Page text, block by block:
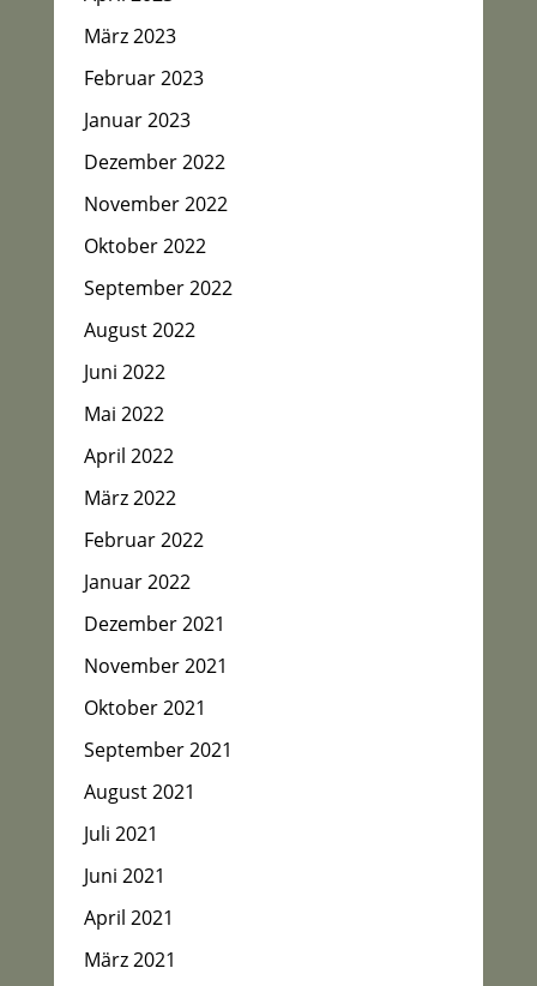
März 2023
Februar 2023
Januar 2023
Dezember 2022
November 2022
Oktober 2022
September 2022
August 2022
Juni 2022
Mai 2022
April 2022
März 2022
Februar 2022
Januar 2022
Dezember 2021
November 2021
Oktober 2021
September 2021
August 2021
Juli 2021
Juni 2021
April 2021
März 2021